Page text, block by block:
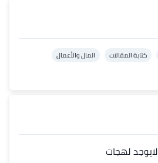
كتابة المقالات
المال والأعمال
لايوجد لهجات